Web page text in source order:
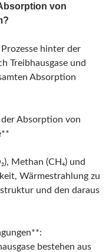
von
hinter der
Treibhausgase und
Absorption
Absorption von
Methan (CH₄) und
Wärmestrahlung zu
und den daraus
bestehen aus